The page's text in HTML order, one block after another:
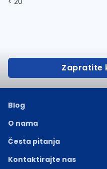
Zapratite
Blog
O nama
Česta pitanja
Kontaktirajte nas